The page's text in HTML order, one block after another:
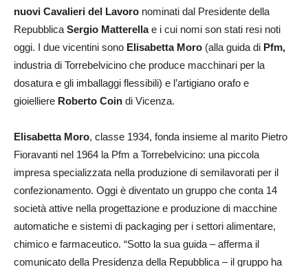
nuovi Cavalieri del Lavoro nominati dal Presidente della
Repubblica Sergio Matterellae i cui nomi son stati resi noti
oggi. I due vicentini sono Elisabetta Moro (alla guida di Pfm,
industria di Torrebelvicino che produce macchinari per la
dosatura e gli imballaggi flessibili) e l’artigiano orafo e
gioielliere Roberto Coin di Vicenza.
Elisabetta Moro, classe 1934, fonda insieme al marito Pietro
Fioravanti nel 1964 la Pfm a Torrebelvicino: una piccola
impresa specializzata nella produzione di semilavorati per il
confezionamento. Oggi è diventato un gruppo che conta 14
società attive nella progettazione e produzione di macchine
automatiche e sistemi di packaging per i settori alimentare,
chimico e farmaceutico. “Sotto la sua guida – afferma il
comunicato della Presidenza della Repubblica – il gruppo ha